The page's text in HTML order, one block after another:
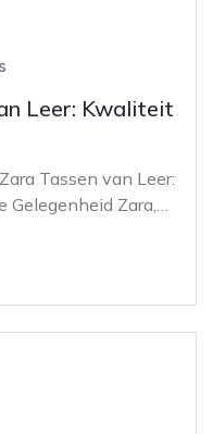
Leer: Kwaliteit
Tassen van Leer:
Gelegenheid Zara,…